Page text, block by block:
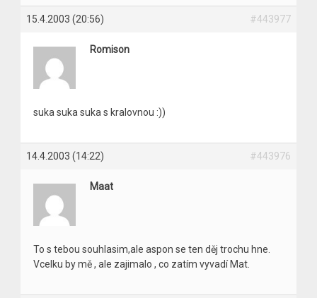
15.4.2003 (20:56) #443977
Romison
suka suka suka s kralovnou :))
14.4.2003 (14:22) #443976
Maat
To s tebou souhlasim,ale aspon se ten děj trochu hne.
Vcelku by mě , ale zajimalo , co zatím vyvadí Mat.